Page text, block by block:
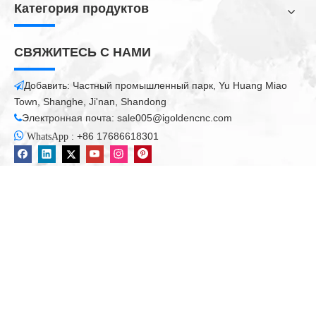
Категория продуктов
СВЯЖИТЕСЬ С НАМИ
Добавить: Частный промышленный парк, Yu Huang Miao
Town, Shanghe, Ji'nan, Shandong
Электронная почта: sale005@igoldencnc.com
 WhatsApp : +86 17686618301